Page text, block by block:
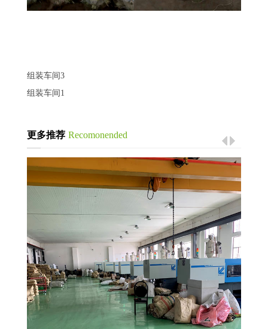
组装车间3
组装车间1
更多推荐 Recomonended